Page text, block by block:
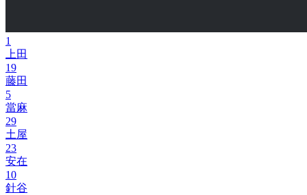
1
上田
19
藤田
5
當麻
29
土屋
23
安在
10
針谷